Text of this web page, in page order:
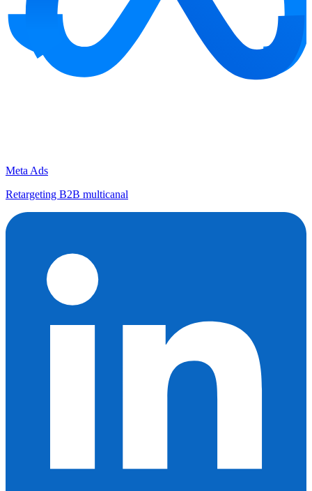
Meta Ads
Retargeting B2B multicanal